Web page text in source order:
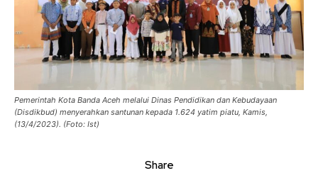
Pemerintah Kota Banda Aceh melalui Dinas Pendidikan dan Kebudayaan
(Disdikbud) menyerahkan santunan kepada 1.624 yatim piatu, Kamis,
(13/4/2023). (Foto: Ist)
Share